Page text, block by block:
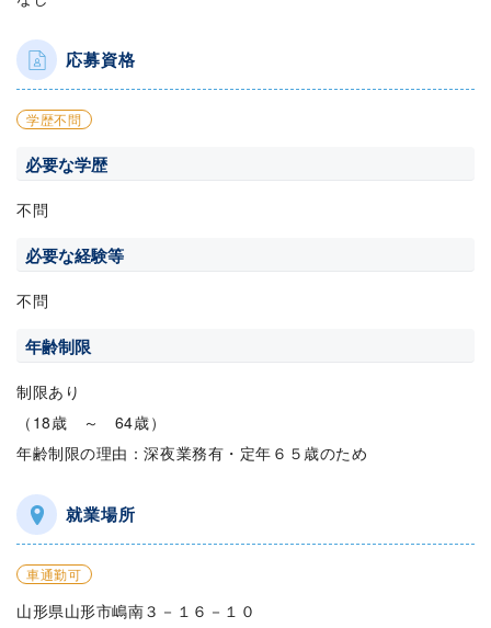
応募資格
学歴不問
必要な学歴
不問
必要な経験等
不問
年齢制限
制限あり
（18歳 ～ 64歳）
年齢制限の理由：深夜業務有・定年６５歳のため
就業場所
車通勤可
山形県山形市嶋南３－１６－１０